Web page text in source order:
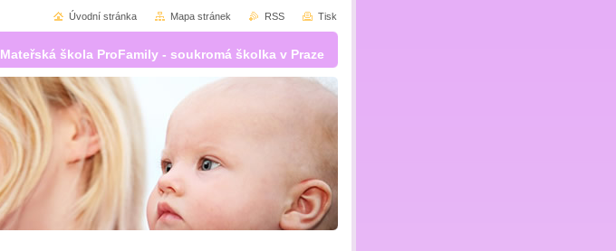
Mateřská škola ProFamily - soukromá školka v Praze
Úvodní stránka Mapa stránek RSS Tisk